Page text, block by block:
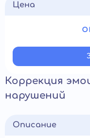
Цена
Коррекция
нарушений
Описание